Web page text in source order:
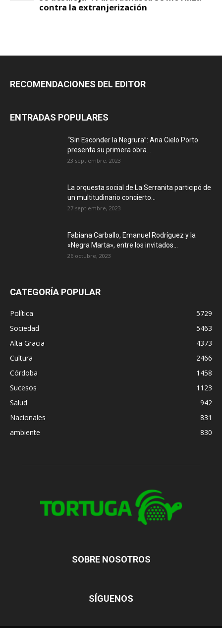
RECOMENDACIONES DEL EDITOR
ENTRADAS POPULARES
“Sin Esconder la Negrura”: Ana Cielo Porto
presenta su primera obra...
23 septiembre, 2023
La orquesta social de La Serranita participó de
un multitudinario concierto...
27 septiembre, 2023
Fabiana Carballo, Emanuel Rodríguez y la
«Negra Marta», entre los invitados...
26 octubre, 2023
CATEGORÍA POPULAR
Política
5729
Sociedad
5463
Alta Gracia
4373
Cultura
2466
Córdoba
1458
Sucesos
1123
Salud
942
Nacionales
831
ambiente
830
SOBRE NOSOTROS
SÍGUENOS